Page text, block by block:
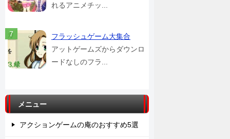
れるアニメチッ...
フラッシュゲーム大集合
アットゲームズからダウンロ
ードなしのフラ...
メニュー
アクションゲームの庵のおすすめ5選